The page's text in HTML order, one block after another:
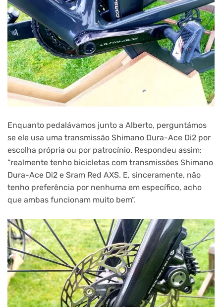
Enquanto pedalávamos junto a Alberto, perguntámos
se ele usa uma transmissão Shimano Dura-Ace Di2 por
escolha própria ou por patrocínio. Respondeu assim:
“realmente tenho bicicletas com transmissões Shimano
Dura-Ace Di2 e Sram Red AXS. E, sinceramente, não
tenho preferência por nenhuma em específico, acho
que ambas funcionam muito bem”.